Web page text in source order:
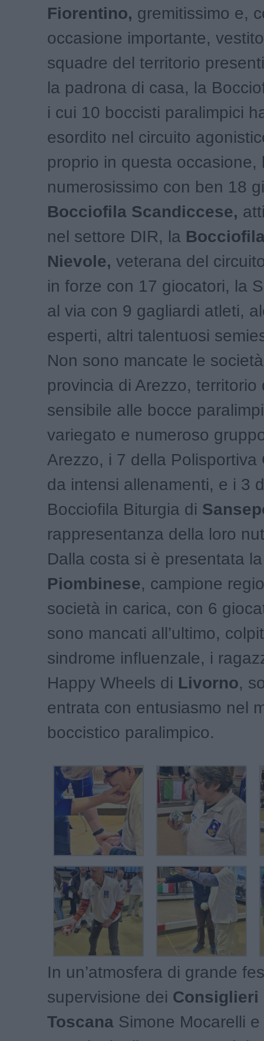
Fiorentino, gremitissimo e,
occasione importante,
squadre del territorio
la padrona di casa, la
i cui 10 boccisti paralimpici
esordito nel circuito
proprio in questa occasione,
numerosissimo con ben 18
Bocciofila Scandiccese,
nel settore DIR, la
Nievole, veterana del
in forze con 17 giocatori, la
al via con 9 gagliardi atleti,
esperti, altri talentuosi
Non sono mancate le
provincia di Arezzo, territorio
sensibile alle bocce
variegato e numeroso
Arezzo, i 7 della Polisportiva
da intensi allenamenti, e i 3
Bocciofila Biturgia di
rappresentanza della loro
Dalla costa si è presentata
Piombinese, campione
società in carica, con 6
sono mancati all’ultimo,
sindrome influenzale, i
Happy Wheels di Livorno,
entrata con entusiasmo nel
boccistico paralimpico.
In un’atmosfera di grande
supervisione dei Consiglieri
Toscana Simone Mocarelli